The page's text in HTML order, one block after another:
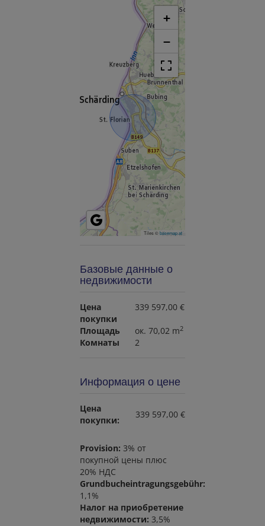
+
−
Tiles ©basemap.at
Базовые данные о
недвижимости
Цена
покупки
339 597,00 €
Площадь ок. 70,02 m2
Комнаты 2
Информация о цене
Цена
покупки:
339 597,00 €
Provision: 3% от
покупной цены плюс
20% НДС
Grundbucheintragungsgebühr:
1,1%
Налог на приобретение
недвижимости: 3,5%